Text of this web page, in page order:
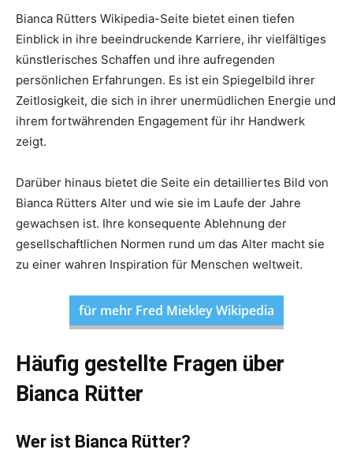
Bianca Rütters Wikipedia-Seite bietet einen tiefen
Einblick in ihre beeindruckende Karriere, ihr vielfältiges
künstlerisches Schaffen und ihre aufregenden
persönlichen Erfahrungen. Es ist ein Spiegelbild ihrer
Zeitlosigkeit, die sich in ihrer unermüdlichen Energie und
ihrem fortwährenden Engagement für ihr Handwerk
zeigt.
Darüber hinaus bietet die Seite ein detailliertes Bild von
Bianca Rütters Alter und wie sie im Laufe der Jahre
gewachsen ist. Ihre konsequente Ablehnung der
gesellschaftlichen Normen rund um das Alter macht sie
zu einer wahren Inspiration für Menschen weltweit.
für mehr Fred Miekley Wikipedia
Häufig gestellte Fragen über
Bianca Rütter
Wer ist Bianca Rütter?